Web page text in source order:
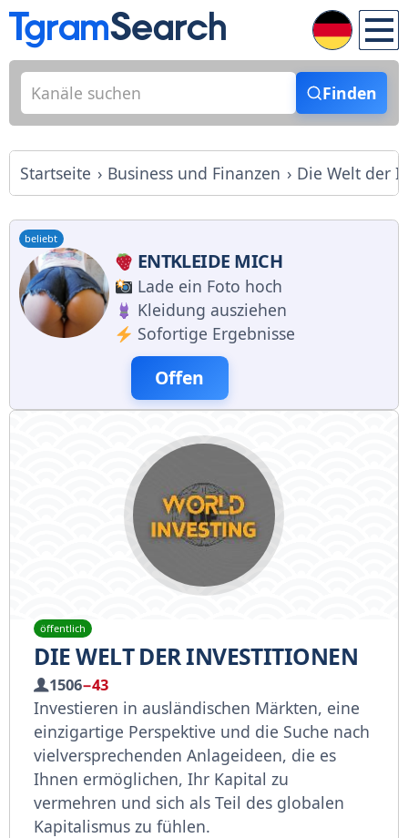
Finden
Startseite Business und Finanzen Die Welt der
beliebt
ENTKLEIDE MICH
Lade ein Foto hoch
Kleidung ausziehen
Sofortige Ergebnisse
Offen
öffentlich
DIE WELT DER INVESTITIONEN
1506−43
Investieren in ausländischen Märkten, eine
einzigartige Perspektive und die Suche nach
vielversprechenden Anlageideen, die es
Ihnen ermöglichen, Ihr Kapital zu
vermehren und sich als Teil des globalen
Kapitalismus zu fühlen.